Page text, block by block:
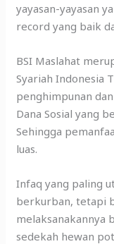
yayasan-yayasan
record yang baik
BSI Maslahat
Syariah Indonesia
penghimpunan dan
Dana Sosial yang
Sehingga
luas.
Infaq yang paling
berkurban, tetapi
melaksanakannya
sedekah hewan